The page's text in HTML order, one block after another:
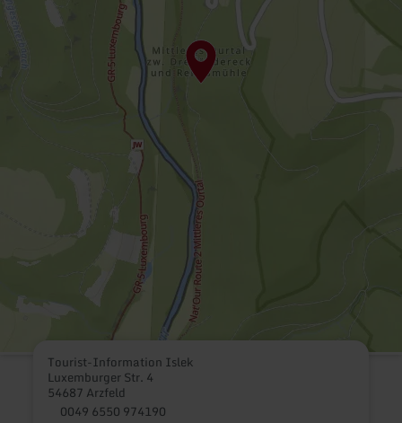
Tourist-Information Islek
Luxemburger Str. 4
54687 Arzfeld
0049 6550 974190